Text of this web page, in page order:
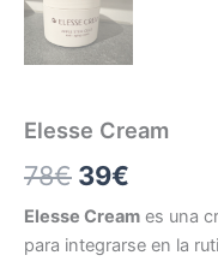
Elesse Cream
78€ El
precio
original
39€
precio
actual
Elesse Cream es una
para integrarse en la